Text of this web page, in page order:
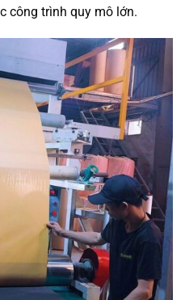
công trình quy mô lớn.